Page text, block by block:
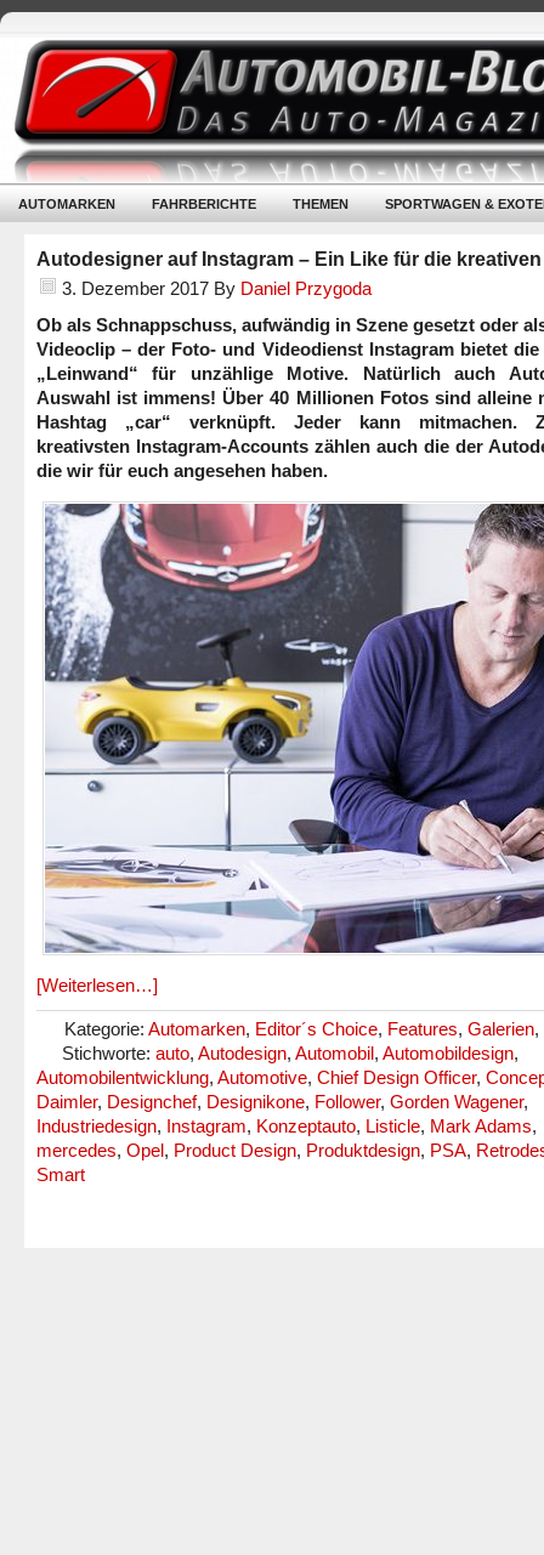
AUTOMARKEN FAHRBERICHTE THEMEN SPORTWAGEN &
Autodesigner auf Instagram – Ein Like für die
3. Dezember 2017 By Daniel Przygoda
Ob als Schnappschuss, aufwändig in Szene gesetzt oder
Videoclip – der Foto- und Videodienst Instagram bietet
„Leinwand“ für unzählige Motive. Natürlich auch
Auswahl ist immens! Über 40 Millionen Fotos sind alleine
Hashtag „car“ verknüpft. Jeder kann mitmachen.
kreativsten Instagram-Accounts zählen auch die der
die wir für euch angesehen haben.
[Weiterlesen…]
Kategorie: Automarken, Editor´s Choice, Features, Galerien,
Stichworte: auto, Autodesign, Automobil, Automobildesign,
Automobilentwicklung, Automotive, Chief Design Officer,
Daimler, Designchef, Designikone, Follower, Gorden Wagener,
Industriedesign, Instagram, Konzeptauto, Listicle, Mark Adams,
mercedes, Opel, Product Design, Produktdesign, PSA,
Smart